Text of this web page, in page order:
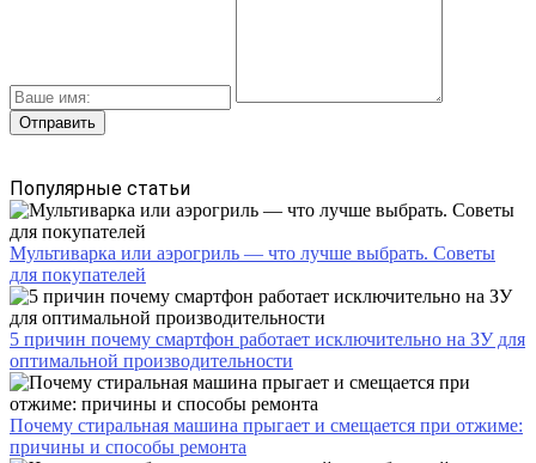
Популярные статьи
Мультиварка или аэрогриль — что лучше выбрать. Советы
для покупателей
5 причин почему смартфон работает исключительно на ЗУ для
оптимальной производительности
Почему стиральная машина прыгает и смещается при отжиме:
причины и способы ремонта